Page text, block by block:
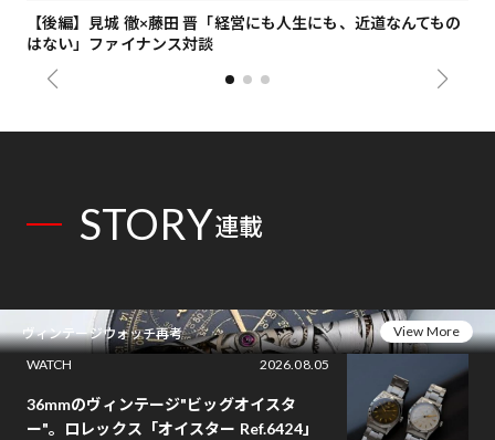
【後編】見城 徹×藤田 晋「経営にも人生にも、近道なんてもの
はない」ファイナンス対談
STORY連載
ヴィンテージウォッチ再考
View More
WATCH
2026.08.05
36mmのヴィンテージ"ビッグオイスタ
ー"。ロレックス「オイスター Ref.6424」